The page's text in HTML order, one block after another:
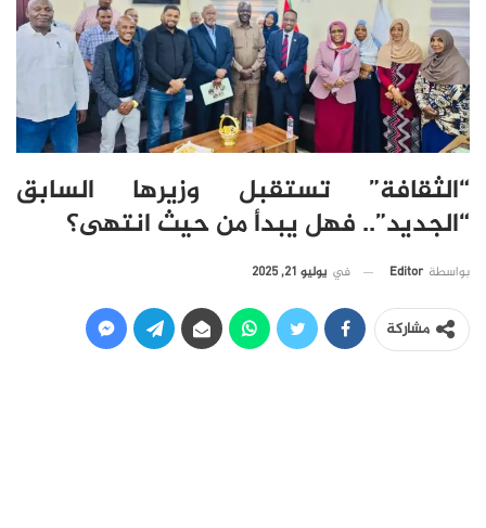
“الثقافة” تستقبل وزيرها السابق
“الجديد”.. فهل يبدأ من حيث انتهى؟
بواسطة Editor في يوليو 21, 2025
مشاركة